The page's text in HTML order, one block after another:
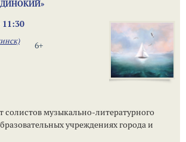
11:30
6+
солистов музыкально-литературного
учреждениях города и